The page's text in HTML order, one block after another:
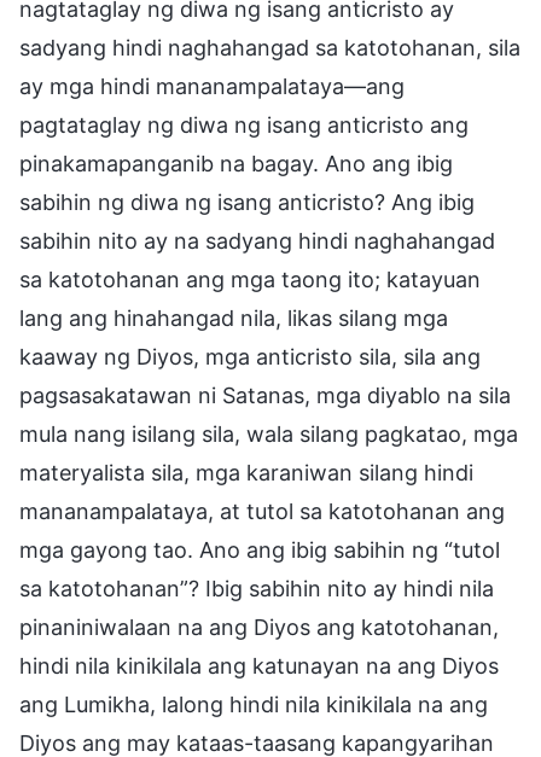
nagtataglay ng diwa ng isang anticristo ay
sadyang hindi naghahangad sa katotohanan, sila
ay mga hindi mananampalataya—ang
pagtataglay ng diwa ng isang anticristo ang
pinakamapanganib na bagay. Ano ang ibig
sabihin ng diwa ng isang anticristo? Ang ibig
sabihin nito ay na sadyang hindi naghahangad
sa katotohanan ang mga taong ito; katayuan
lang ang hinahangad nila, likas silang mga
kaaway ng Diyos, mga anticristo sila, sila ang
pagsasakatawan ni Satanas, mga diyablo na sila
mula nang isilang sila, wala silang pagkatao, mga
materyalista sila, mga karaniwan silang hindi
mananampalataya, at tutol sa katotohanan ang
mga gayong tao. Ano ang ibig sabihin ng “tutol
sa katotohanan”? Ibig sabihin nito ay hindi nila
pinaniniwalaan na ang Diyos ang katotohanan,
hindi nila kinikilala ang katunayan na ang Diyos
ang Lumikha, lalong hindi nila kinikilala na ang
Diyos ang may kataas-taasang kapangyarihan